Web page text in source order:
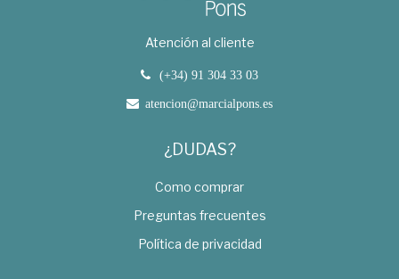
Atención al cliente
(+34) 91 304 33 03
atencion@marcialpons.es
¿DUDAS?
Como comprar
Preguntas frecuentes
Política de privacidad